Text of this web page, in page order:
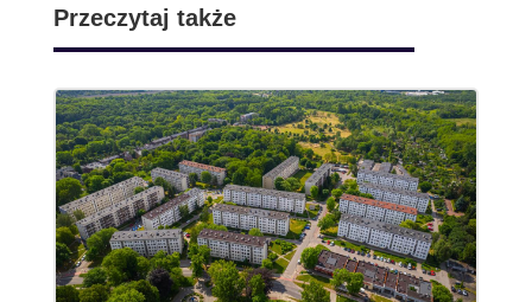
Przeczytaj także